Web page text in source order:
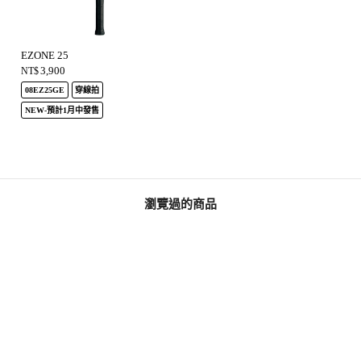
EZONE 25
NT$3,900
08EZ25GE 穿線拍
NEW-預計1月中發售
瀏覽過的商品